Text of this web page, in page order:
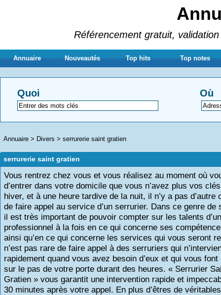
Référencement gratuit,
Annuaire Nouveautés Top hits Top notes
Quoi Où
Annuaire > Divers > serrurerie saint gratien
serrurerie saint gratien
Vous rentrez chez vous et vous réalisez au moment où
d’entrer dans votre domicile que vous n’avez plus vos
hiver, et à une heure tardive de la nuit, il n’y a pas d’autre
de faire appel au service d’un serrurier. Dans ce genre de
il est très important de pouvoir compter sur les talents
professionnel à la fois en ce qui concerne ses
ainsi qu’en ce qui concerne les services qui vous seront
n’est pas rare de faire appel à des serruriers qui
rapidement quand vous avez besoin d’eux et qui vous font
sur le pas de votre porte durant des heures. « Serrurier
Gratien » vous garantit une intervention rapide et
30 minutes après votre appel. En plus d’êtres de